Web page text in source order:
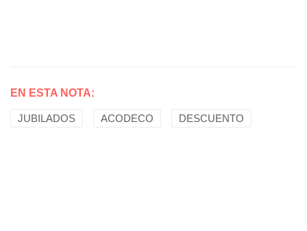
EN ESTA NOTA:
JUBILADOS ACODECO DESCUENTO